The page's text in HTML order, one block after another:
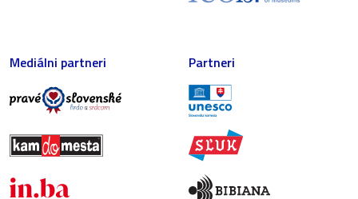
Mediálni partneri Partneri